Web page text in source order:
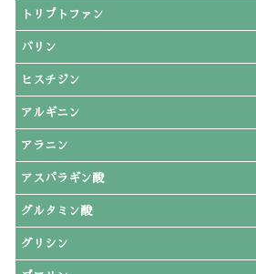
トリプトファン
バリン
ヒスチジン
アルギニン
アラニン
アスパラギン酸
グルタミン酸
グリシン